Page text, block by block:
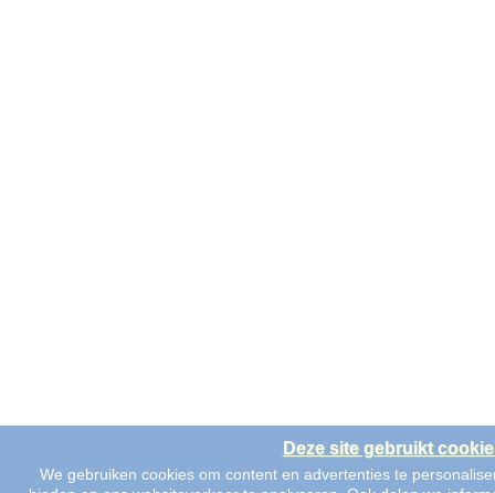
Deze site gebruikt
We gebruiken cookies om content en advertenties te